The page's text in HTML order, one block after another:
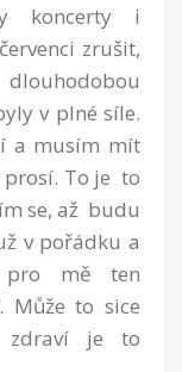
koncerty i
zrušit,
v plné síle.
a musím mít
To je to
se, až budu
v pořádku a
mě ten
Může to sice
zdraví je to